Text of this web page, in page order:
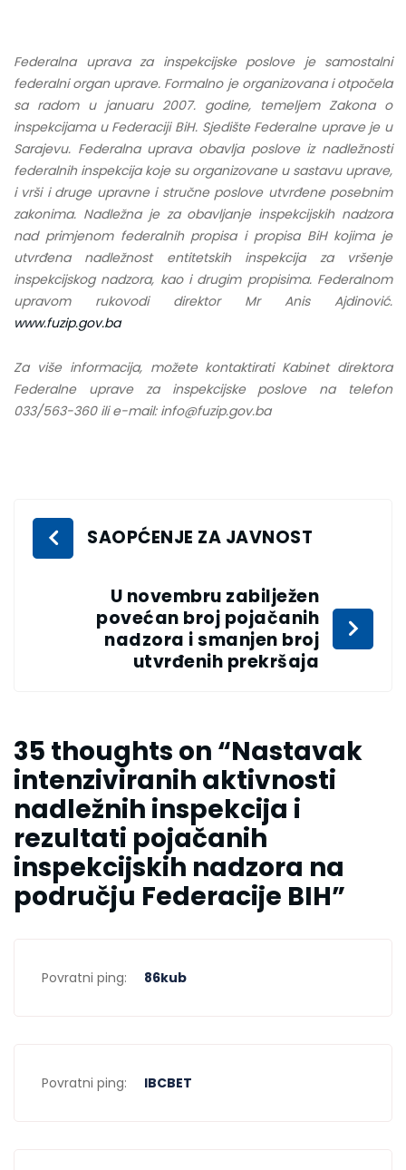
Federalna uprava za inspekcijske poslove je samostalni
federalni organ uprave. Formalno je organizovana i otpočela
sa radom u januaru 2007. godine, temeljem Zakona o
inspekcijama u Federaciji BiH. Sjedište Federalne uprave je u
Sarajevu. Federalna uprava obavlja poslove iz nadležnosti
federalnih inspekcija koje su organizovane u sastavu uprave,
i vrši i druge upravne i stručne poslove utvrđene posebnim
zakonima. Nadležna je za obavljanje inspekcijskih nadzora
nad primjenom federalnih propisa i propisa BiH kojima je
utvrđena nadležnost entitetskih inspekcija za vršenje
inspekcijskog nadzora, kao i drugim propisima. Federalnom
upravom rukovodi direktor Mr Anis Ajdinović.
www.fuzip.gov.ba
Za više informacija, možete kontaktirati Kabinet direktora
Federalne uprave za inspekcijske poslove na telefon
033/563-360 ili e-mail: info@fuzip.gov.ba
SAOPĆENJE ZA JAVNOST
U novembru zabilježen
povećan broj pojačanih
nadzora i smanjen broj
utvrđenih prekršaja
35 thoughts on “Nastavak
intenziviranih aktivnosti
nadležnih inspekcija i
rezultati pojačanih
inspekcijskih nadzora na
području Federacije BIH”
Povratni ping: 86kub
Povratni ping: IBCBET